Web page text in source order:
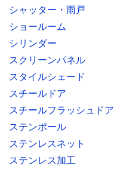
シャッター・雨戸
ショールーム
シリンダー
スクリーンパネル
スタイルシェード
スチールドア
スチールフラッシュドア
ステンポール
ステンレスネット
ステンレス加工